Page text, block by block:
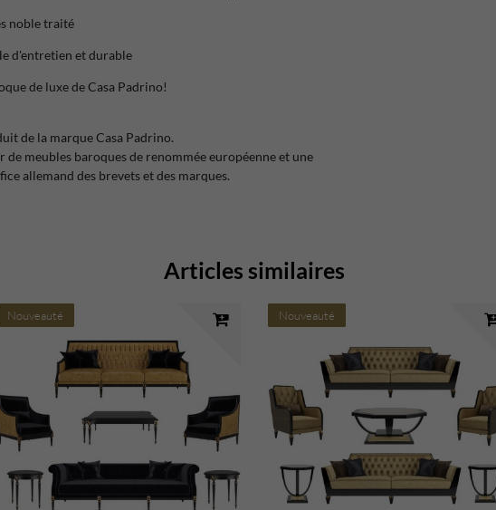
noble traité
d'entretien et durable
de luxe de Casa Padrino!
de la marque Casa Padrino.
meubles baroques de renommée européenne et une
allemand des brevets et des marques.
Articles similaires
Nouveauté Nouveauté